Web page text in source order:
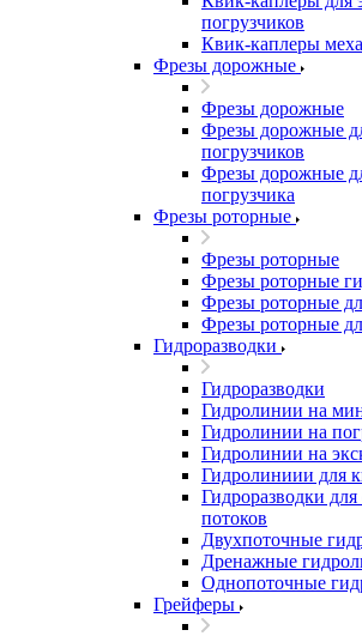
погрузчиков
Квик-каплеры
Фрезы дорожные
Фрезы дорожные
Фрезы дорожные
погрузчиков
Фрезы дорожные
погрузчика
Фрезы роторные
Фрезы роторные
Фрезы роторные
Фрезы роторные
Фрезы роторные
Гидроразводки
Гидроразводки
Гидролинии на
Гидролинии на
Гидролинии на
Гидролиниии для
Гидроразводки
потоков
Двухпоточные
Дренажные
Однопоточные
Грейферы